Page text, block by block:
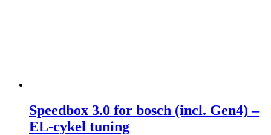
Speedbox 3.0 for bosch (incl. Gen4) –
EL-cykel tuning